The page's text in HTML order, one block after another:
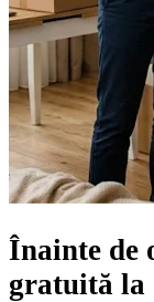
Înainte de
gratuită la